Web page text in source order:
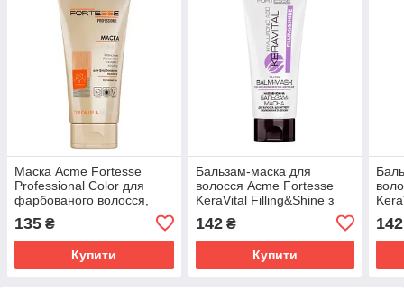
Маска Acme Fortesse
Professional Color для
фарбованого волосся,
200 мл (4823115500205)
135 ₴
Купити
Бальзам-маска для
волосся Acme Fortesse
KeraVital Filling&Shine з
200 мл (4823115504548)
142₴
Купити
142